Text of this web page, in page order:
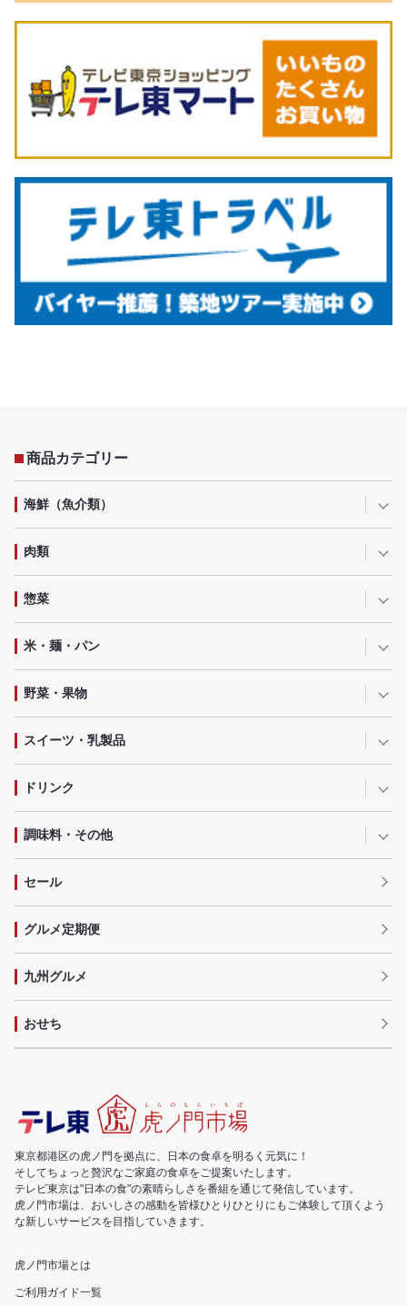
商品カテゴリー
海鮮（魚介類）
肉類
惣菜
米・麺・パン
野菜・果物
スイーツ・乳製品
ドリンク
調味料・その他
セール
グルメ定期便
九州グルメ
おせち
東京都港区の虎ノ門を拠点に、日本の食卓を明るく元気に！
そしてちょっと贅沢なご家庭の食卓をご提案いたします。
テレビ東京は"日本の食"の素晴らしさを番組を通じて発信しています。
虎ノ門市場は、おいしさの感動を皆様ひとりひとりにもご体験して頂くよう
な新しいサービスを目指していきます。
虎ノ門市場とは
ご利用ガイド一覧